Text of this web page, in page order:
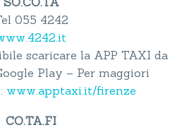
055 4242
scaricare la APP TAXI da
Play – Per maggiori
www.apptaxi.it/firenze
CO.TA.FI